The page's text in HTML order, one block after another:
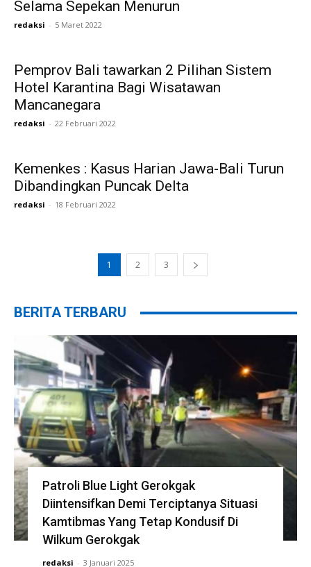
Selama Sepekan Menurun
redaksi - 5 Maret 2022
Pemprov Bali tawarkan 2 Pilihan Sistem
Hotel Karantina Bagi Wisatawan
Mancanegara
redaksi - 22 Februari 2022
Kemenkes : Kasus Harian Jawa-Bali Turun
Dibandingkan Puncak Delta
redaksi - 18 Februari 2022
1 2 3
BERITA TERBARU
Patroli Blue Light Gerokgak
Diintensifkan Demi Terciptanya Situasi
Kamtibmas Yang Tetap Kondusif Di
Wilkum Gerokgak
redaksi - 3 Januari 2025